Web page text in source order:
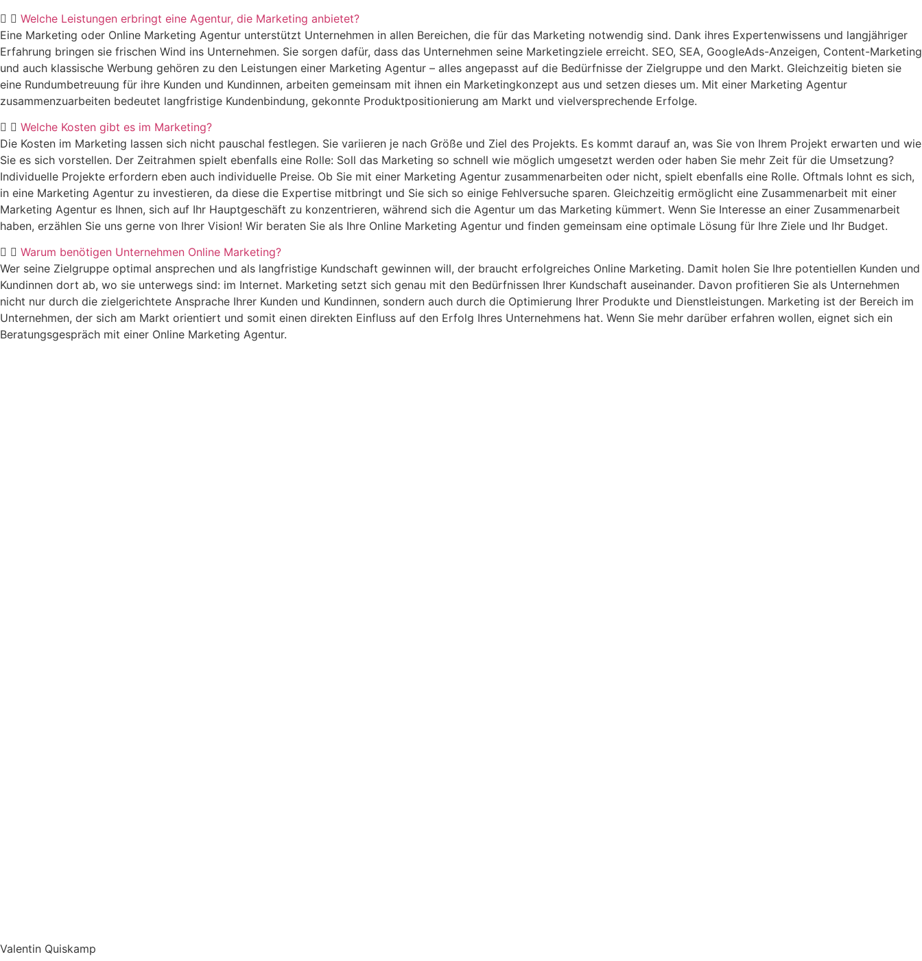
Welche Leistungen erbringt eine Agentur, die Marketing anbietet?
Eine Marketing oder Online Marketing Agentur unterstützt Unternehmen in allen Bereichen, die für das Marketing notwendig sind. Dank ihres Expertenwissens und langjähriger
Erfahrung bringen sie frischen Wind ins Unternehmen. Sie sorgen dafür, dass das Unternehmen seine Marketingziele erreicht. SEO, SEA, GoogleAds-Anzeigen, Content-Marketing
und auch klassische Werbung gehören zu den Leistungen einer Marketing Agentur – alles angepasst auf die Bedürfnisse der Zielgruppe und den Markt. Gleichzeitig bieten sie
eine Rundumbetreuung für ihre Kunden und Kundinnen, arbeiten gemeinsam mit ihnen ein Marketingkonzept aus und setzen dieses um. Mit einer Marketing Agentur
zusammenzuarbeiten bedeutet langfristige Kundenbindung, gekonnte Produktpositionierung am Markt und vielversprechende Erfolge.
Welche Kosten gibt es im Marketing?
Die Kosten im Marketing lassen sich nicht pauschal festlegen. Sie variieren je nach Größe und Ziel des Projekts. Es kommt darauf an, was Sie von Ihrem Projekt erwarten und wie
Sie es sich vorstellen. Der Zeitrahmen spielt ebenfalls eine Rolle: Soll das Marketing so schnell wie möglich umgesetzt werden oder haben Sie mehr Zeit für die Umsetzung?
Individuelle Projekte erfordern eben auch individuelle Preise. Ob Sie mit einer Marketing Agentur zusammenarbeiten oder nicht, spielt ebenfalls eine Rolle. Oftmals lohnt es sich,
in eine Marketing Agentur zu investieren, da diese die Expertise mitbringt und Sie sich so einige Fehlversuche sparen. Gleichzeitig ermöglicht eine Zusammenarbeit mit einer
Marketing Agentur es Ihnen, sich auf Ihr Hauptgeschäft zu konzentrieren, während sich die Agentur um das Marketing kümmert. Wenn Sie Interesse an einer Zusammenarbeit
haben, erzählen Sie uns gerne von Ihrer Vision! Wir beraten Sie als Ihre Online Marketing Agentur und finden gemeinsam eine optimale Lösung für Ihre Ziele und Ihr Budget.
Warum benötigen Unternehmen Online Marketing?
Wer seine Zielgruppe optimal ansprechen und als langfristige Kundschaft gewinnen will, der braucht erfolgreiches Online Marketing. Damit holen Sie Ihre potentiellen Kunden und
Kundinnen dort ab, wo sie unterwegs sind: im Internet. Marketing setzt sich genau mit den Bedürfnissen Ihrer Kundschaft auseinander. Davon profitieren Sie als Unternehmen
nicht nur durch die zielgerichtete Ansprache Ihrer Kunden und Kundinnen, sondern auch durch die Optimierung Ihrer Produkte und Dienstleistungen. Marketing ist der Bereich im
Unternehmen, der sich am Markt orientiert und somit einen direkten Einfluss auf den Erfolg Ihres Unternehmens hat. Wenn Sie mehr darüber erfahren wollen, eignet sich ein
Beratungsgespräch mit einer Online Marketing Agentur.
Valentin Quiskamp